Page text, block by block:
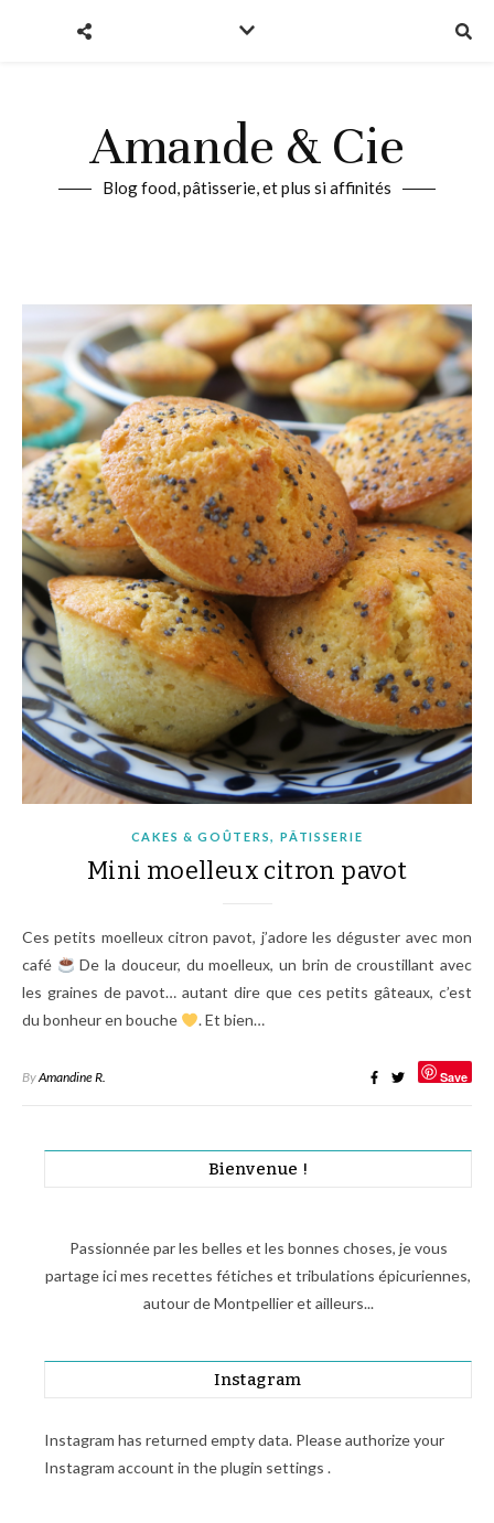
Amande & Cie
Blog food, pâtisserie, et plus si affinités
CAKES & GOÛTERS,PÂTISSERIE
Mini moelleux citron pavot
Ces petits moelleux citron pavot, j’adore les déguster avec mon
café
De la douceur, du moelleux, un brin de croustillant avec
les graines de pavot… autant dire que ces petits gâteaux, c’est
du bonheur en bouche
. Et bien…
ByAmandine R. Save
Bienvenue !
Passionnée par les belles et les bonnes choses, je vous
partage ici mes recettes fétiches et tribulations épicuriennes,
autour de Montpellier et ailleurs...
Instagram
Instagram has returned empty data. Please authorize your
Instagram account in theplugin settings .